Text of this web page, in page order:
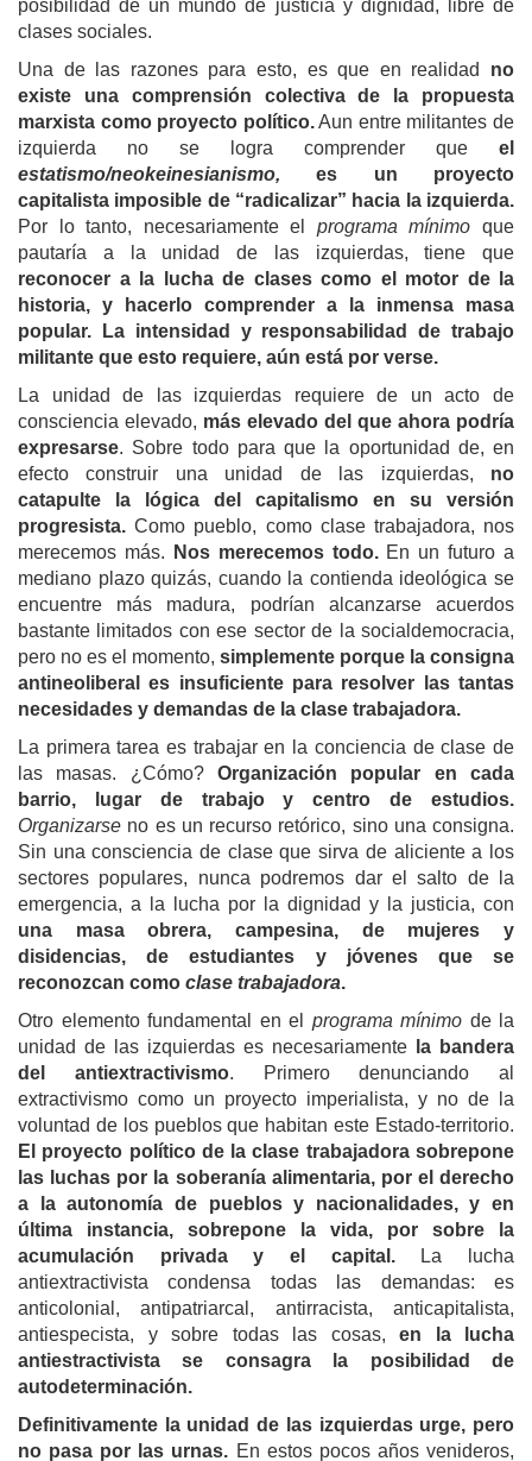
posibilidad de un mundo de justicia y dignidad, libre de
clases sociales.
Una de las razones para esto, es que en realidad no
existe una comprensión colectiva de la propuesta
marxista como proyecto político.Aun entre militantes de
izquierda no se logra comprender que el
estatismo/neokeinesianismo, es un proyecto
capitalista imposible de “radicalizar” hacia la izquierda.
Por lo tanto, necesariamente el programa mínimo que
pautaría a la unidad de las izquierdas, tiene que
reconocer a la lucha de clases como el motor de la
historia, y hacerlo comprender a la inmensa masa
popular.
La intensidad y responsabilidad de trabajo
militante que esto requiere, aún está por verse.
La unidad de las izquierdas requiere de un acto de
consciencia elevado, más elevado del que ahora podría
expresarse. Sobre todo para que la oportunidad de, en
efecto construir una unidad de las izquierdas, no
catapulte la lógica del capitalismo en su versión
progresista. Como pueblo, como clase trabajadora, nos
merecemos más.
Nos merecemos todo.En un futuro a
mediano plazo quizás, cuando la contienda ideológica se
encuentre más madura, podrían alcanzarse acuerdos
bastante limitados con ese sector de la socialdemocracia,
pero no es el momento, simplemente porque la consigna
antineoliberal es insuficiente para resolver las tantas
necesidades y demandas de la clase trabajadora.
La primera tarea es trabajar en la conciencia de clase de
las masas. ¿Cómo? Organización popular en cada
barrio, lugar de trabajo y centro de estudios.
Organizarse no es un recurso retórico, sino una consigna.
Sin una consciencia de clase que sirva de aliciente a los
sectores populares, nunca podremos dar el salto de la
emergencia, a la lucha por la dignidad y la justicia, con
una masa obrera, campesina, de mujeres y
disidencias, de estudiantes y jóvenes que se
reconozcan como clase trabajadora.
Otro elemento fundamental en el programa mínimo de la
unidad de las izquierdas es necesariamente
la bandera
del antiextractivismo. Primero denunciando al
extractivismo como un proyecto imperialista, y no de la
voluntad de los pueblos que habitan este Estado-territorio.
El proyecto político de la clase trabajadora sobrepone
las luchas por la soberanía alimentaria, por el derecho
a la autonomía de pueblos y nacionalidades, y en
última instancia, sobrepone la vida, por sobre la
acumulación privada y el capital.La lucha
antiextractivista condensa todas las demandas: es
anticolonial, antipatriarcal, antirracista, anticapitalista,
antiespecista, y sobre todas las cosas, en la lucha
antiestractivista se consagra la posibilidad de
autodeterminación.
Definitivamente la unidad de las izquierdas urge, pero
no pasa por las urnas. En estos pocos años venideros,